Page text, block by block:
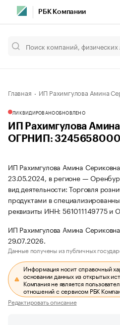
РБК Компании
Главная ИП Рахимгулова Амина
ЛИКВИДИРОВАНООБНОВЛЕНО
ИП Рахимгулова
ОГРНИП:
ИП Рахимгулова Амина
23.05.2024, в регионе —
вид деятельности: Торговля
продуктами в
реквизиты ИНН: 561011149775
ИП Рахимгулова Амина
29.07.2026.
Данные получены из публичных
Информация носит справочный
основании данных из открытых
Компания не является
отношений с сервисом РБК
Редактировать описание